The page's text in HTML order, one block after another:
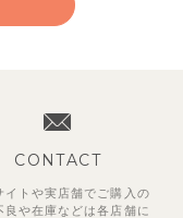
CONTACT
イトや実店舗でご購入の
良や在庫などは各店舗に